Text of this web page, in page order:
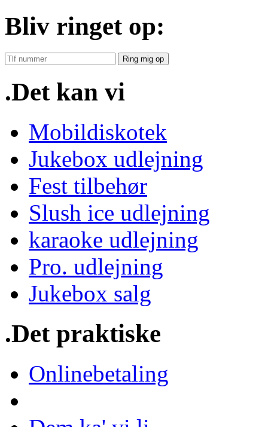
Bliv ringet op:
Ring mig op
.Det kan vi
Mobildiskotek
Jukebox udlejning
Fest tilbehør
Slush ice udlejning
karaoke udlejning
Pro. udlejning
Jukebox salg
.Det praktiske
Onlinebetaling